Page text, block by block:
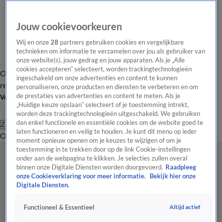
Overzicht Laatste nieuws Regionieuws Het beste van Hart
Tip de
redactie
Volg Hart van Nederland
Zoeken
OverzichtRegioUitzendingenWeerTip de redactiePanelVideo's
Jouw cookievoorkeuren
Wij en onze28 partners gebruiken cookies en vergelijkbare
technieken om informatie te verzamelen over jou als gebruiker van
onze website(s), jouw gedrag en jouw apparaten. Als je „Alle
cookies accepteren” selecteert, worden trackingtechnologieën
ingeschakeld om onze advertenties en content te kunnen
personaliseren, onze producten en diensten te verbeteren en om
de prestaties van advertenties en content te meten. Als je
„Huidige keuze opslaan” selecteert of je toestemming intrekt,
worden deze trackingtechnologieën uitgeschakeld. We gebruiken
dan enkel functionele en essentiële cookies om de website goed te
laten functioneren en veilig te houden. Je kunt dit menu op ieder
moment opnieuw openen om je keuzes te wijzigen of om je
toestemming in te trekken door op de link Cookie-instellingen
onder aan de webpagina te klikken. Je selecties zullen overal
binnen onze Digitale Diensten worden doorgevoerd. Raadpleeg
onze Cookieverklaring voor meer informatie.
Bekijk hier onze
Digitale Diensten.
Functioneel & Essentieel Altijd actief